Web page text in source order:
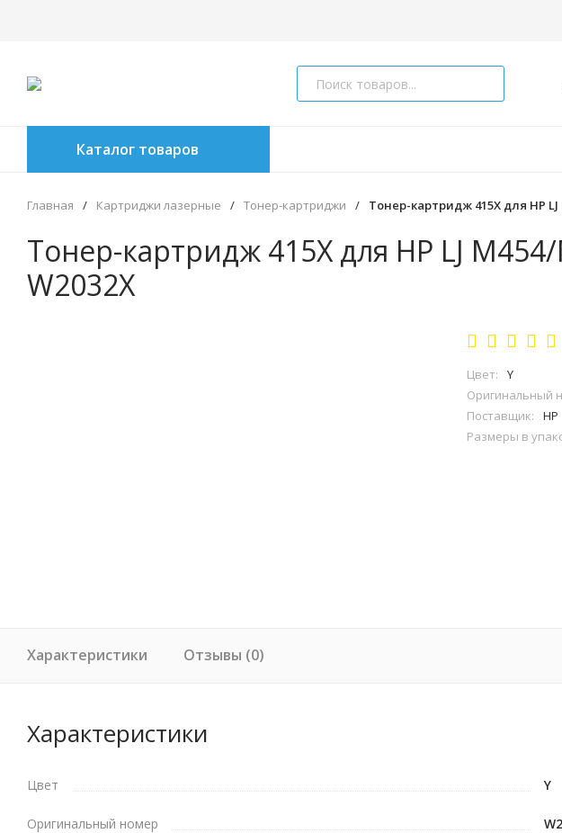
Каталог товаров
Главная / Картриджи лазерные / Тонер-картриджи / Тонер-картридж 415X для HP
Тонер-картридж 415X для HP LJ
W2032X
Цвет:
Y
Оригинальный
Поставщик:
HP
Размеры в
Характеристики Отзывы (0)
Характеристики
Цвет Y
Оригинальный номер